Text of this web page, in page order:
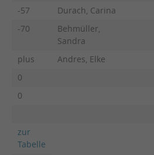
-57
Durach, Carina
-70
Behmüller,
Sandra
plus Andres, Elke
0
0
zur
Tabelle